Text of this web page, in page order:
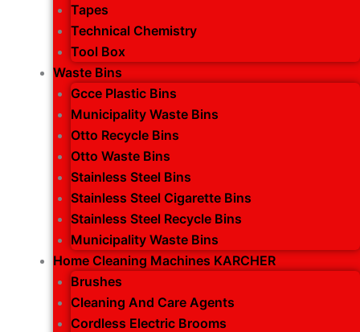
Tapes
Technical Chemistry
Tool Box
Waste Bins
Gcce Plastic Bins
Municipality Waste Bins
Otto Recycle Bins
Otto Waste Bins
Stainless Steel Bins
Stainless Steel Cigarette Bins
Stainless Steel Recycle Bins
Municipality Waste Bins
Home Cleaning Machines KARCHER
Brushes
Cleaning And Care Agents
Cordless Electric Brooms